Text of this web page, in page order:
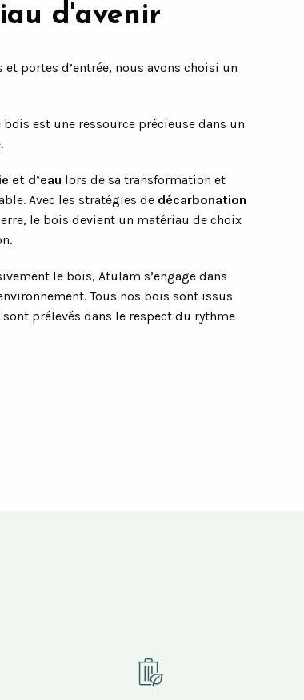
d'avenir
portes d’entrée, nous avons choisi un
bois est une ressource précieuse dans un
et d’eau lors de sa transformation et
Avec les stratégies de décarbonation
le bois devient un matériau de choix
le bois, Atulam s’engage dans
Tous nos bois sont issus
sont prélevés dans le respect du rythme